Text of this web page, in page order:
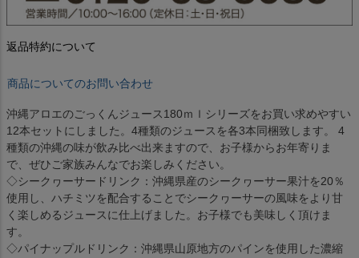
返品特約について
商品についてのお問い合わせ
沖縄アロエのごっくんジュース180ｍｌシリーズをお買い求めやすい
12本セットにしました。4種類のジュースを各3本同梱致します。 4
種類の沖縄の味が飲み比べ出来ますので、お子様からお年寄りま
で、ぜひご家族みんなでお楽しみください。
◇シークヮーサードリンク：沖縄県産のシークヮーサー果汁を20％
使用し、ハチミツを配合することでシークヮーサーの風味をより甘
く楽しめるジュースに仕上げました。お子様でも美味しく頂けま
す。
◇パイナップルドリンク：沖縄県山原地方のパインを使用した濃縮